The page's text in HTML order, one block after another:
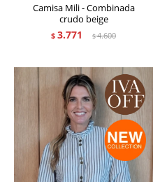
Camisa Mili - Combinada
crudo beige
$ 3.771 $4.600